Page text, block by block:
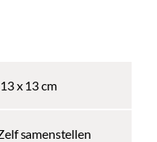
x 13 cm
samenstellen